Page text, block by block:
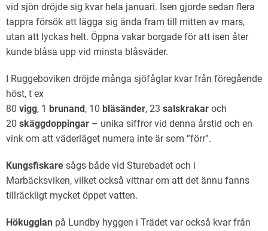
vid sjön dröjde sig kvar hela januari. Isen gjorde sedan flera
tappra försök att lägga sig ända fram till mitten av mars,
utan att lyckas helt. Öppna vakar borgade för att isen åter
kunde blåsa upp vid minsta blåsväder.
I Ruggeboviken dröjde många sjöfåglar kvar från föregående
höst, t ex
80 vigg, 1 brunand, 10 bläsänder, 23 salskrakar och
20 skäggdoppingar – unika siffror vid denna årstid och en
vink om att väderläget numera inte är som ”förr”.
Kungsfiskare sågs både vid Sturebadet och i
Marbäcksviken, vilket också vittnar om att det ännu fanns
tillräckligt mycket öppet vatten.
Hökugglan på Lundby hyggen i Trädet var också kvar från